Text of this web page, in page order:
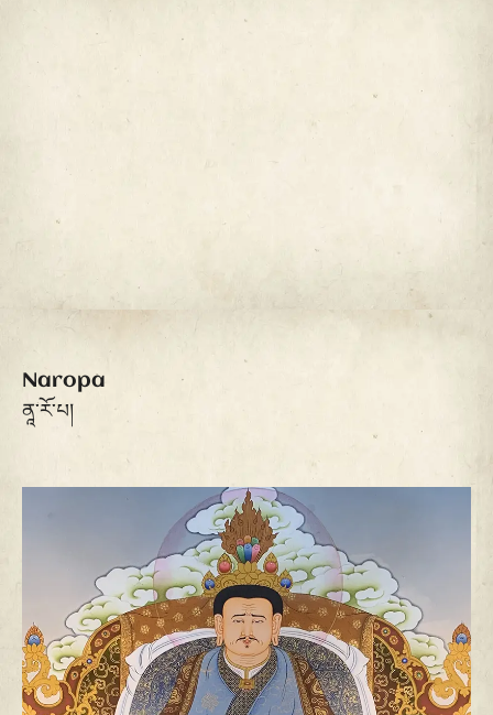
Naropa
ནཱ་རོ་པ།